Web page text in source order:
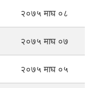
२०७५ माघ ०८
२०७५ माघ ०७
२०७५ माघ ०५